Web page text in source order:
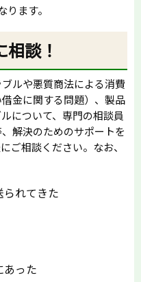
ます。
談！
ルや悪質商法による消費
金に関する問題）、製品
について、専門の相談員
解決のためのサポートを
ご相談ください。なお、
れてきた
あった